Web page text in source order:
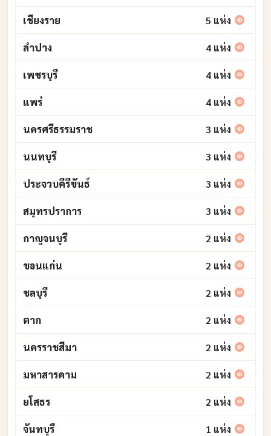
เชียงราย 5 แห่ง
ลำปาง 4 แห่ง
เพชรบุรี 4 แห่ง
แพร่ 4 แห่ง
นครศรีธรรมราช 3 แห่ง
นนทบุรี 3 แห่ง
ประจวบคีรีขันธ์ 3 แห่ง
สมุทรปราการ 3 แห่ง
กาญจนบุรี 2 แห่ง
ขอนแก่น 2 แห่ง
ชลบุรี 2 แห่ง
ตาก 2 แห่ง
นครราชสีมา 2 แห่ง
มหาสารคาม 2 แห่ง
ยโสธร 2 แห่ง
จันทบุรี 1 แห่ง